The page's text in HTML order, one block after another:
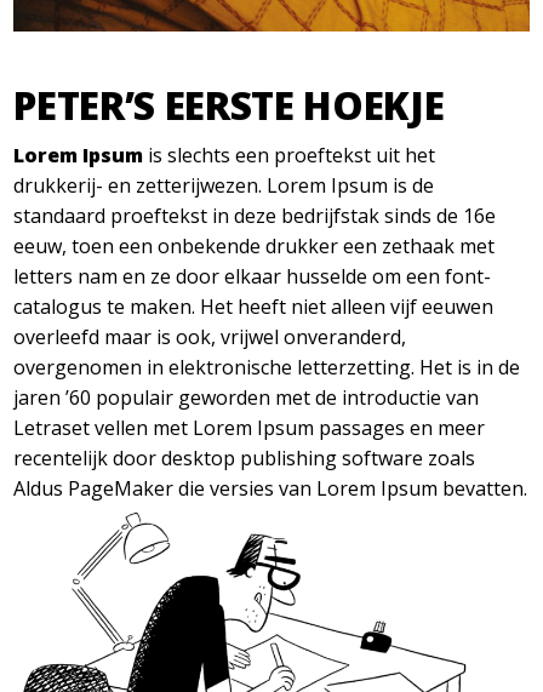
PETER’S EERSTE HOEKJE
Lorem Ipsum is slechts een proeftekst uit het
drukkerij- en zetterijwezen. Lorem Ipsum is de
standaard proeftekst in deze bedrijfstak sinds de 16e
eeuw, toen een onbekende drukker een zethaak met
letters nam en ze door elkaar husselde om een font-
catalogus te maken. Het heeft niet alleen vijf eeuwen
overleefd maar is ook, vrijwel onveranderd,
overgenomen in elektronische letterzetting. Het is in de
jaren ’60 populair geworden met de introductie van
Letraset vellen met Lorem Ipsum passages en meer
recentelijk door desktop publishing software zoals
Aldus PageMaker die versies van Lorem Ipsum bevatten.